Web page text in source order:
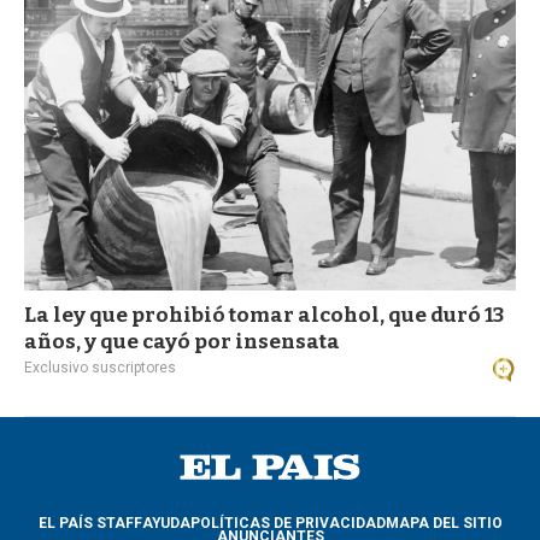
a
La ley que prohibió tomar alcohol, que duró 13
años, y que cayó por insensata
Exclusivo suscriptores
EL PAÍS STAFFAYUDAPOLÍTICAS DE PRIVACIDADMAPA DEL SITIO
ANUNCIANTES